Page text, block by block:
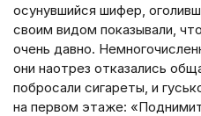
осунувшийся шифер,
своим видом показывали,
очень давно.
они наотрез отказались
побросали сигареты, и
на первом этаже: